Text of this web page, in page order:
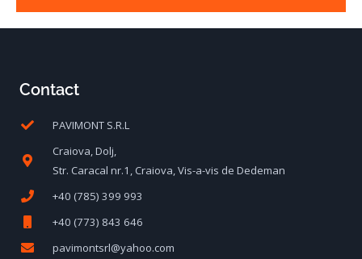
Contact
PAVIMONT S.R.L
Craiova, Dolj,
Str. Caracal nr.1, Craiova, Vis-a-vis de Dedeman
+40 (785) 399 993
+40 (773) 843 646
pavimontsrl@yahoo.com